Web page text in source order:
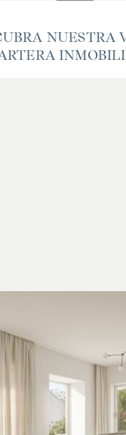
NUESTRA